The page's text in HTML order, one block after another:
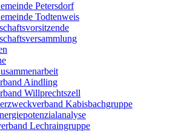
Petersdorf
Todtenweis
Aindling
Willprechtszell
Kabisbachgruppe
Lechraingruppe